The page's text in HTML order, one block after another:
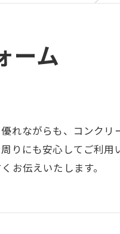
ーム
れながらも、コンクリ
りにも安心してご利用
お伝えいたします。